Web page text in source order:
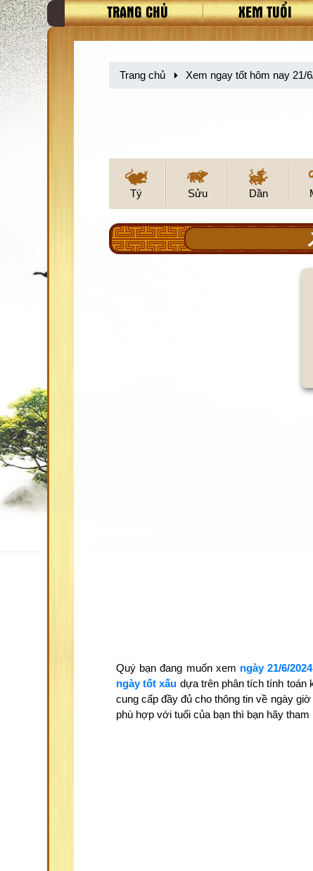
TRANG CHỦ XEM TUỔI
Trang chủ Xem ngay tốt hôm nay 21/
Tý Sửu Dần
Quý bạn đang muốn xem ngày 21/6/2024
ngày tốt xấu dựa trên phân tích tính toán
cung cấp đầy đủ cho thông tin về ngày
phù hợp với tuổi của bạn thì bạn hãy tham